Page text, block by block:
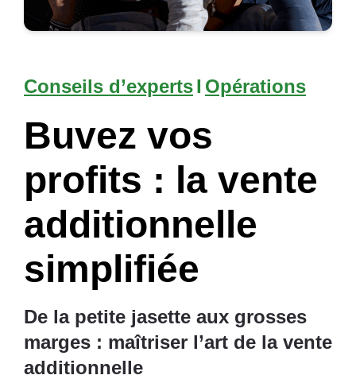
Conseils d’expertsI Opérations
Buvez vos
profits : la vente
additionnelle
simplifiée
De la petite jasette aux grosses
marges : maîtriser l’art de la vente
additionnelle